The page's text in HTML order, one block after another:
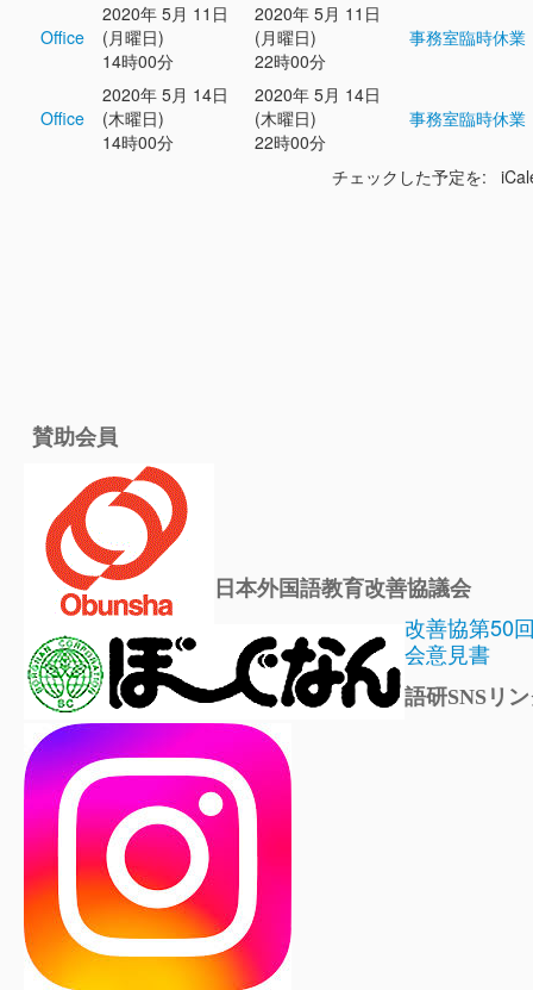
Office
2020年 5月 11日
(月曜日)
14時00分
2020年 5月 11日
(月曜日)
22時00分
事務室臨時休業
Office
2020年 5月 14日
(木曜日)
14時00分
2020年 5月 14日
(木曜日)
22時00分
事務室臨時休業
チェックした予定を:
賛助会員
日本外国語教育改善協議会
改善協第50
会意見書
語研SNSリ